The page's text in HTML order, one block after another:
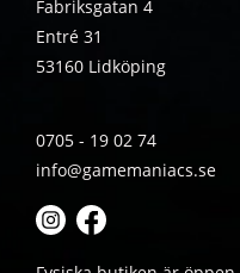
Fabriksgatan 4
Entré 31
53160 Lidköping
0705 - 19 02 74
info@gamemaniacs.se